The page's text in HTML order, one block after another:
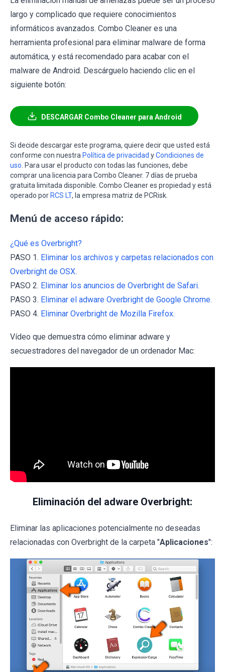
largo y complicado que requiere conocimientos
informáticos avanzados. Combo Cleaner es una
herramienta profesional para eliminar malware de forma
automática, y está recomendado para acabar con el
malware de Android. Descárguelo haciendo clic en el
siguiente botón:
DESCARGAR Combo Cleaner para Android
Si decide descargar este programa, quiere decir que usted está
conforme con nuestra Política de privacidad yCondiciones de
uso . Para usar el producto con todas las funciones, debe
comprar una licencia para Combo Cleaner. 7 días de prueba
gratuita limitada disponible. Combo Cleaner es propiedad y está
operado porRCS LT, la empresa matriz de PCRisk.
Menú de acceso rápido:
¿Qué es Overbright?
PASO 1. Eliminar los archivos y carpetas relacionados con
Overbright de OSX.
PASO 2. Eliminar los anuncios de Overbright de Safari.
PASO 3. Eliminar el adware Overbright de Google Chrome.
PASO 4. Eliminar Overbright de Mozilla Firefox.
Vídeo que demuestra cómo eliminar adware y
secuestradores del navegador de un ordenador Mac:
Eliminación del adware Overbright:
Eliminar las aplicaciones potencialmente no deseadas
relacionadas con Overbright de la carpeta "Aplicaciones":